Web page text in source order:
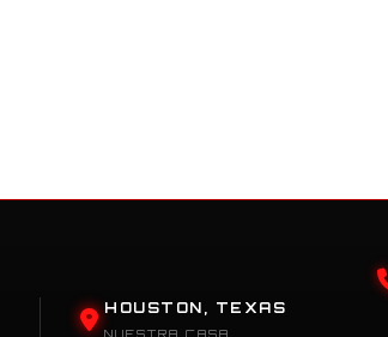
HOUSTON, TEXAS
NUESTRA CASA